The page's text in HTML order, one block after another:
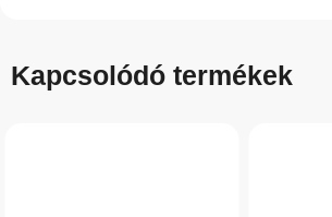
Kapcsolódó termékek